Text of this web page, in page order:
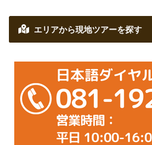
エリアから現地ツアーを探す